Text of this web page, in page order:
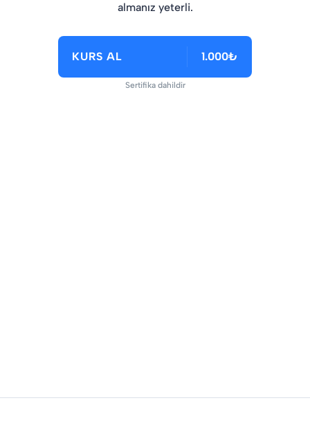
almanız yeterli.
KURS AL 1.000₺
Sertifika dahildir